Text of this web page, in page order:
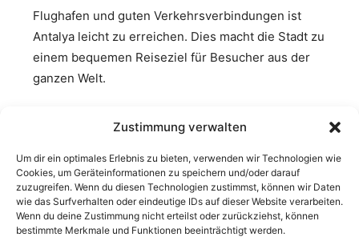
Zustimmung verwalten
Um dir ein optimales Erlebnis zu bieten, verwenden wir Technologien wie
Cookies, um Geräteinformationen zu speichern und/oder darauf
zuzugreifen. Wenn du diesen Technologien zustimmst, können wir Daten
wie das Surfverhalten oder eindeutige IDs auf dieser Website verarbeiten.
Wenn du deine Zustimmung nicht erteilst oder zurückziehst, können
bestimmte Merkmale und Funktionen beeinträchtigt werden.